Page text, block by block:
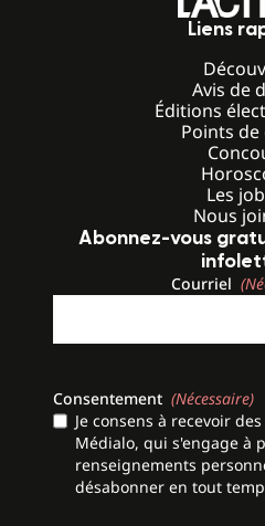
Liens
Avis de
Éditions
Points
Les
Nous
Abonnez-vous
Courriel
Consentement (Nécessaire)
Je consens à recevoir
Médialo, qui s'engage à
renseignements
désabonner en tout